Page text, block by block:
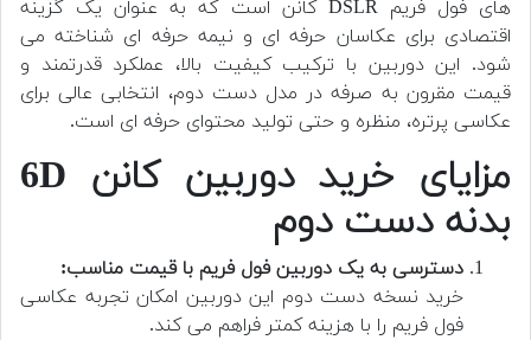
های فول فریم DSLR کانن است که به عنوان یک گزینه
اقتصادی برای عکاسان حرفه ای و نیمه حرفه ای شناخته می
شود. این دوربین با ترکیب کیفیت بالا، عملکرد قدرتمند و
قیمت مقرون به صرفه در مدل دست دوم، انتخابی عالی برای
عکاسی پرتره، منظره و حتی تولید محتوای حرفه ای است.
مزایای خرید دوربین کانن 6D
بدنه دست دوم
دسترسی به یک دوربین فول فریم با قیمت مناسب:
خرید نسخه دست دوم این دوربین امکان تجربه عکاسی
فول فریم را با هزینه کمتر فراهم می کند.